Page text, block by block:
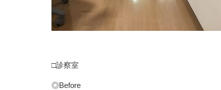
□診察室
◎Before